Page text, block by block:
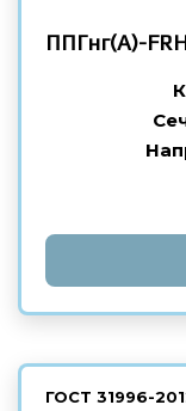
ППГнг(А)-
ГОСТ 31996-